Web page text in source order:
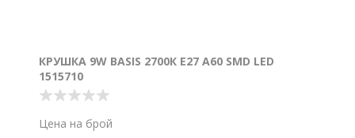
КРУШКА 9W BASIS 2700К E27 A60 SMD LED
1515710
Цена на брой